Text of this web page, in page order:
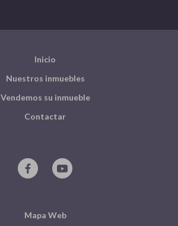
Inicio
Nuestros inmuebles
Vendemos su inmueble
Contactar
Mapa Web